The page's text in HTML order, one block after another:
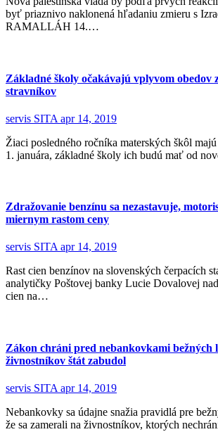
byť priaznivo naklonená hľadaniu zmieru s
RAMALLÁH 14.…
Základné školy očakávajú vplyvom obedov
stravníkov
servis SITA apr 14, 2019
Žiaci posledného ročníka materských škôl majú obedy zadarmo od
1. januára, základné školy ich budú mať od
Zdražovanie benzínu sa nezastavuje,
miernym rastom ceny
servis SITA apr 14, 2019
Rast cien benzínov na slovenských čerpacích staniciach podľa
analytičky Poštovej banky Lucie Dovalovej
cien na…
Zákon chráni pred nebankovkami bežných
živnostníkov štát zabudol
servis SITA apr 14, 2019
Nebankovky sa údajne snažia pravidlá pre bežných ľudí obísť tým,
že sa zamerali na živnostníkov, ktorých